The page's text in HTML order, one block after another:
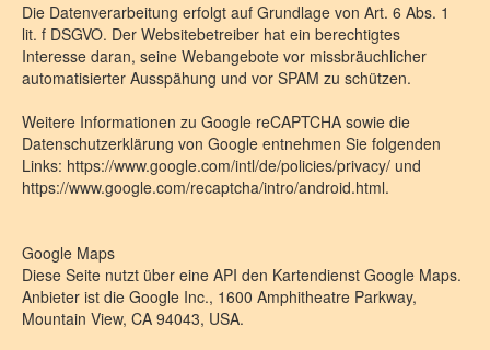
Die Datenverarbeitung erfolgt auf Grundlage von Art. 6 Abs. 1
lit. f DSGVO. Der Websitebetreiber hat ein berechtigtes
Interesse daran, seine Webangebote vor missbräuchlicher
automatisierter Ausspähung und vor SPAM zu schützen.
Weitere Informationen zu Google reCAPTCHA sowie die
Datenschutzerklärung von Google entnehmen Sie folgenden
Links: https://www.google.com/intl/de/policies/privacy/ und
https://www.google.com/recaptcha/intro/android.html.
Google Maps
Diese Seite nutzt über eine API den Kartendienst Google Maps.
Anbieter ist die Google Inc., 1600 Amphitheatre Parkway,
Mountain View, CA 94043, USA.